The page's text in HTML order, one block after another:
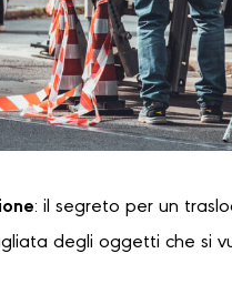
: il segreto per un
degli oggetti che si